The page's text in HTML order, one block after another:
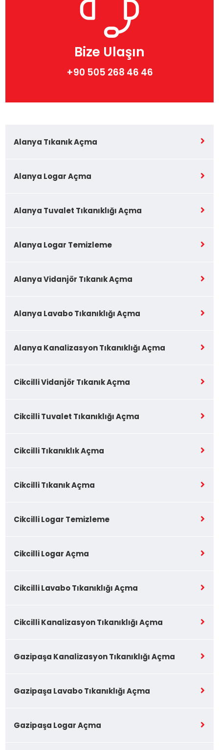
Bize Ulaşın
+90 505 268 46 46
Alanya Tıkanık Açma
Alanya Logar Açma
Alanya Tuvalet Tıkanıklığı Açma
Alanya Logar Temizleme
Alanya Vidanjör Tıkanık Açma
Alanya Lavabo Tıkanıklığı Açma
Alanya Kanalizasyon Tıkanıklığı Açma
Cikcilli Vidanjör Tıkanık Açma
Cikcilli Tuvalet Tıkanıklığı Açma
Cikcilli Tıkanıklık Açma
Cikcilli Tıkanık Açma
Cikcilli Logar Temizleme
Cikcilli Logar Açma
Cikcilli Lavabo Tıkanıklığı Açma
Cikcilli Kanalizasyon Tıkanıklığı Açma
Gazipaşa Kanalizasyon Tıkanıklığı Açma
Gazipaşa Lavabo Tıkanıklığı Açma
Gazipaşa Logar Açma